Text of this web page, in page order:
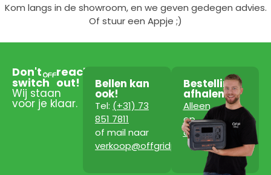
Kom langs in de showroom, en we geven gedegen advies.
Of stuur een Appje ;)
Don't
switch
reach
out!
Wij staan
voor je klaar.
Bellen kan
ook!
Tel: (+31) 73
851 7811
of mail naar
verkoop@offgridpowerstation.com
Bestelling
afhalen?
Alleen
op
afspraak!